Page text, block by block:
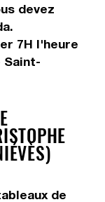
devez
7H l'heure
Saint-
de